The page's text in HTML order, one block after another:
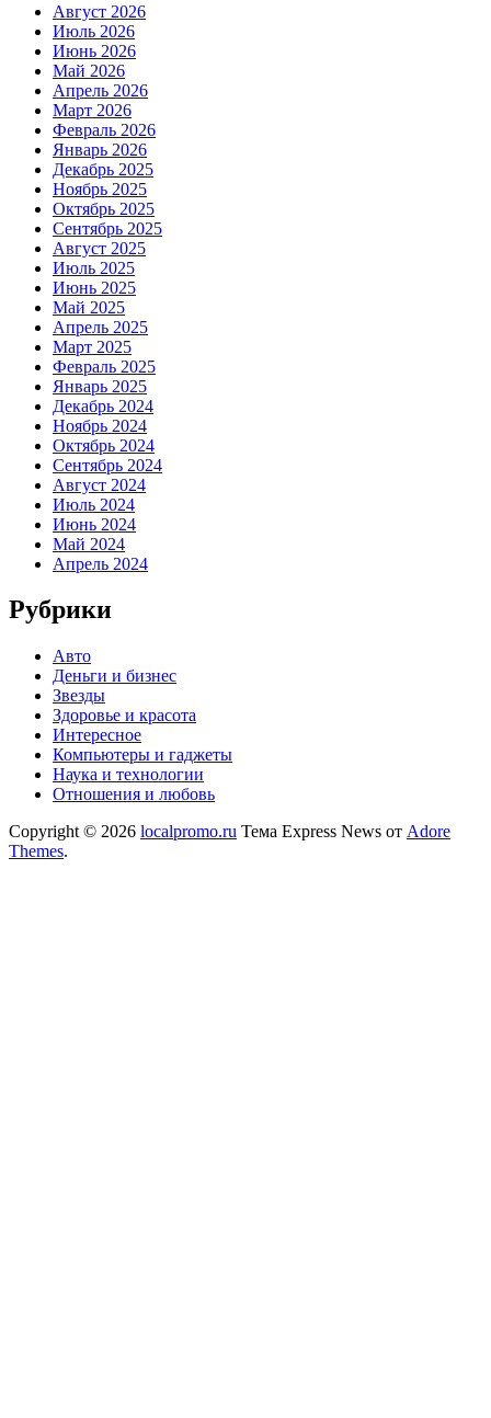
Август 2026
Июль 2026
Июнь 2026
Май 2026
Апрель 2026
Март 2026
Февраль 2026
Январь 2026
Декабрь 2025
Ноябрь 2025
Октябрь 2025
Сентябрь 2025
Август 2025
Июль 2025
Июнь 2025
Май 2025
Апрель 2025
Март 2025
Февраль 2025
Январь 2025
Декабрь 2024
Ноябрь 2024
Октябрь 2024
Сентябрь 2024
Август 2024
Июль 2024
Июнь 2024
Май 2024
Апрель 2024
Рубрики
Авто
Деньги и бизнес
Звезды
Здоровье и красота
Интересное
Компьютеры и гаджеты
Наука и технологии
Отношения и любовь
Copyright © 2026 localpromo.ru Тема Express News от Adore
Themes.